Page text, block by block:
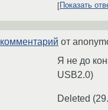
Показать
комментарий от
Я не до
USB2.0)
Deleted (